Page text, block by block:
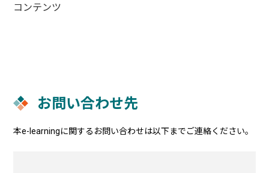
コンテンツ
お問い合わせ先
本e-learningに関するお問い合わせは以下までご連絡ください。